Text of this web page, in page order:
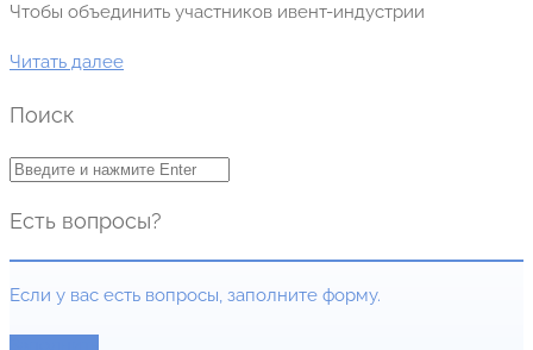
Чтобы объединить участников ивент-индустрии
Читать далее
Поиск
Есть вопросы?
Если у вас есть вопросы, заполните форму.